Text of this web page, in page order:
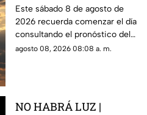
compartimos el
pronóstico del clima
HOY en Querétaro
Este sábado 8 de agosto de
2026 recuerda comenzar el día
consultando el pronóstico del
clima en Querétaro.
agosto 08, 2026 08:08 a. m.
NO HABRÁ LUZ |